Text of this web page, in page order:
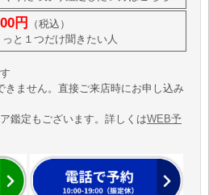
円
（税込）
っと１つだけ聞きたい人
ません。直接ご来店時にお申し込み
鑑定もございます。詳しくはWEB予